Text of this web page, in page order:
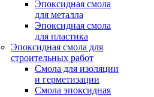
Эпоксидная смола
для металла
Эпоксидная смола
для пластика
Эпоксидная смола для
строительных работ
Смола для изоляции
и герметизации
Смола эпоксидная